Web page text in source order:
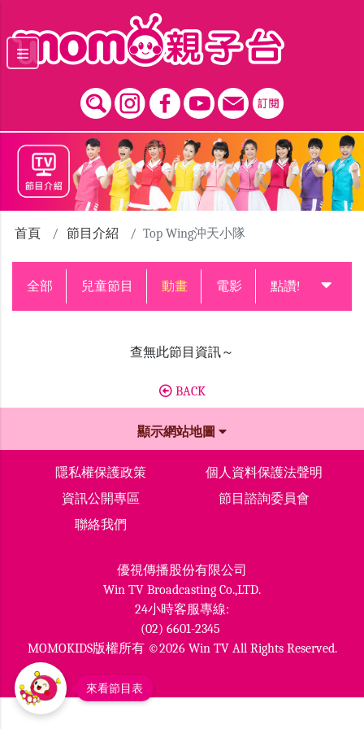
首頁 節目介紹 Top Wing沖天小隊
全部 兒童節目 動畫 電影 點讚!升級中
查無此節目資訊～
BACK
顯示網站地圖
隱私權保護政策
個人資料保護法聲明
資訊公開專區
節目諮詢委員會
聯絡我們
優視傳播股份有限公司
Win TV Broadcasting Co.,LTD.
24小時客服專線:
(02) 6601-2345
MOMOKIDS版權所有 ©2026 Win TV All Rights Reserved.
來看節目表